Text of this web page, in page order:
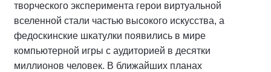
творческого эксперимента герои виртуальной
вселенной стали частью высокого искусства, а
федоскинские шкатулки появились в мире
компьютерной игры с аудиторией в десятки
миллионов человек. В ближайших планах